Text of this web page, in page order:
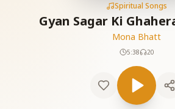
Spiritual Songs
Gyan Sagar Ki
Mona Bhatt
5:38 20